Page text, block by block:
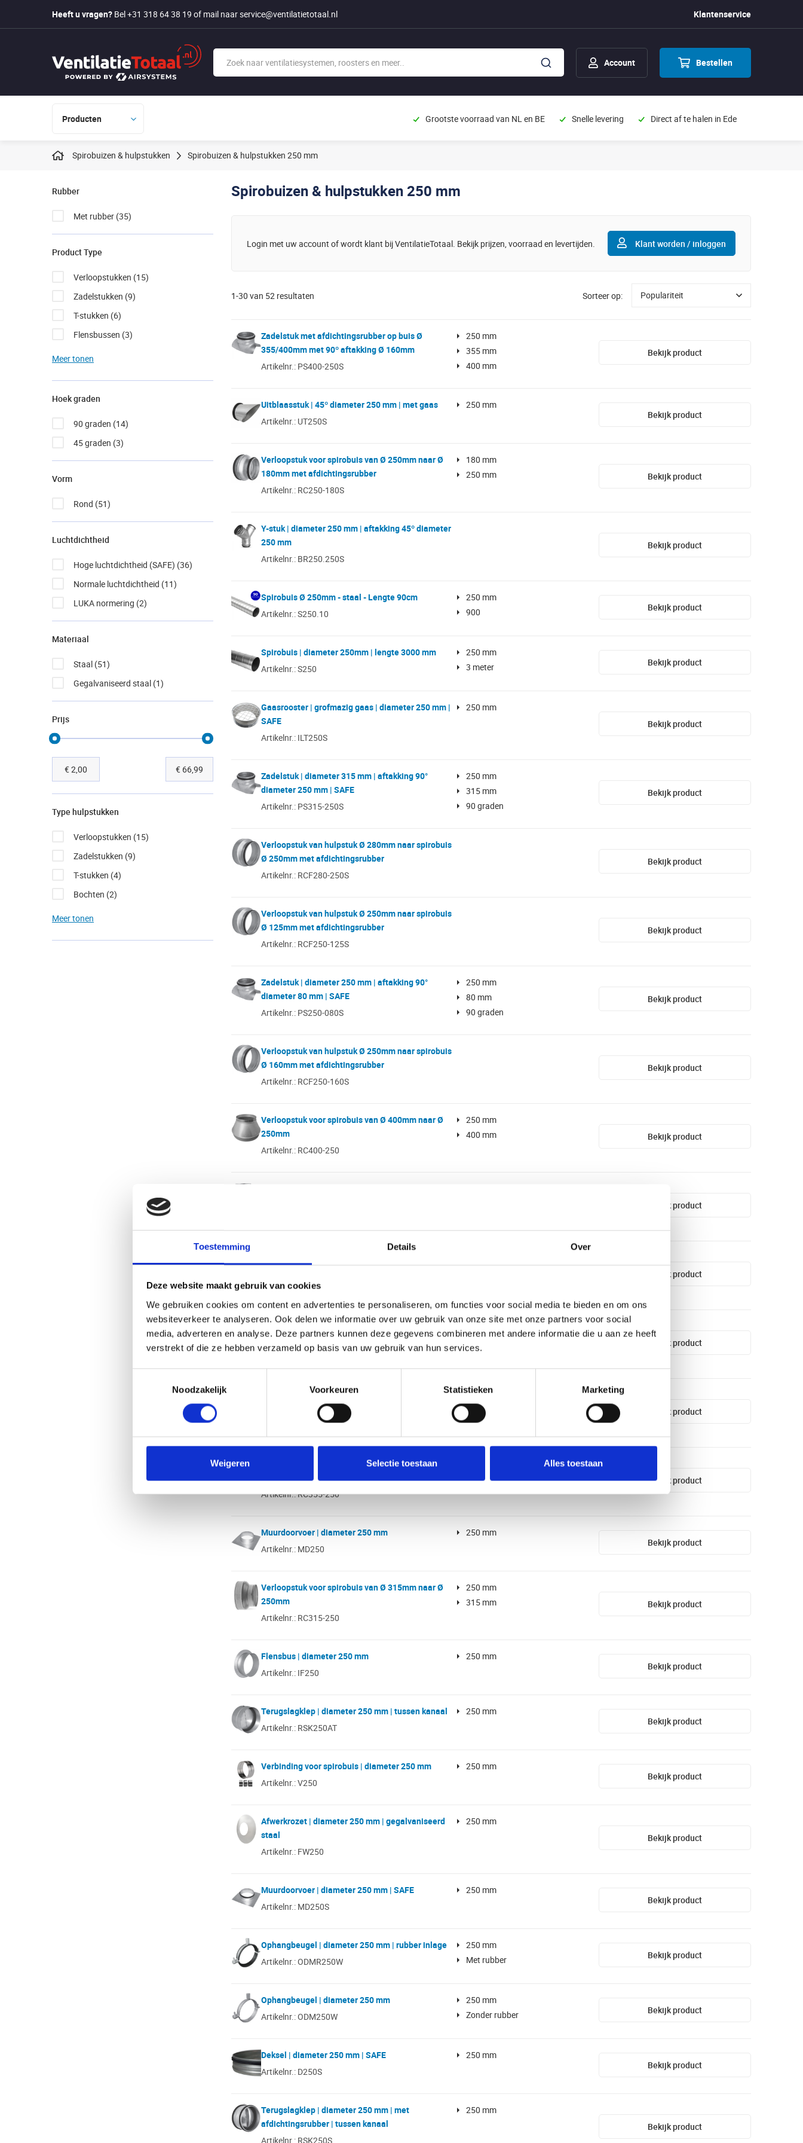
Toestemming Details Over
Deze website maakt gebruik van cookies
We gebruiken cookies om content en advertenties te personaliseren, om functies voor social media te bieden en om ons
websiteverkeer te analyseren. Ook delen we informatie over uw gebruik van onze site met onze partners voor social
media, adverteren en analyse. Deze partners kunnen deze gegevens combineren met andere informatie die u aan ze heeft
verstrekt of die ze hebben verzameld op basis van uw gebruik van hun services.
Noodzakelijk
Voorkeuren Statistieken Marketing
Weigeren Selectie toestaan Alles toestaan
Heeft u vragen? Bel +31 318 64 38 19 of mail naarservice@ventilatietotaal.nl Klantenservice
Bestellen
Account
Producten Grootste voorraad van NL en BE Snelle levering Direct af te halen in Ede
Spirobuizen & hulpstukken Spirobuizen & hulpstukken 250 mm
Spirobuizen & hulpstukken 250 mm
Login met uw account of wordt klant bij VentilatieTotaal. Bekijk prijzen, voorraad en levertijden. Klant worden / inloggen
1-30 van 52 resultaten Sorteer op:
Zadelstuk met afdichtingsrubber op buis Ø
355/400mm met 90º aftakking Ø 160mm
Artikelnr.: PS400-250S
250 mm
355 mm
400 mm
Bekijk product
Uitblaasstuk | 45º diameter 250 mm | met gaas
Artikelnr.: UT250S
250 mm
Bekijk product
Verloopstuk voor spirobuis van Ø 250mm naar Ø
180mm met afdichtingsrubber
Artikelnr.: RC250-180S
180 mm
250 mm
Bekijk product
Y-stuk | diameter 250 mm | aftakking 45º diameter
250 mm
Artikelnr.: BR250.250S
Bekijk product
Spirobuis Ø 250mm - staal - Lengte 90cm
Artikelnr.: S250.10
250 mm
900
Bekijk product
Spirobuis | diameter 250mm | lengte 3000 mm
Artikelnr.: S250
250 mm
3 meter
Bekijk product
Gaasrooster | grofmazig gaas | diameter 250 mm |
SAFE
Artikelnr.: ILT250S
250 mm
Bekijk product
Zadelstuk | diameter 315 mm | aftakking 90°
diameter 250 mm | SAFE
Artikelnr.: PS315-250S
250 mm
315 mm
90 graden
Bekijk product
Verloopstuk van hulpstuk Ø 280mm naar spirobuis
Ø 250mm met afdichtingsrubber
Artikelnr.: RCF280-250S
Bekijk product
Verloopstuk van hulpstuk Ø 250mm naar spirobuis
Ø 125mm met afdichtingsrubber
Artikelnr.: RCF250-125S
Bekijk product
Zadelstuk | diameter 250 mm | aftakking 90°
diameter 80 mm | SAFE
Artikelnr.: PS250-080S
250 mm
80 mm
90 graden
Bekijk product
Verloopstuk van hulpstuk Ø 250mm naar spirobuis
Ø 160mm met afdichtingsrubber
Artikelnr.: RCF250-160S
Bekijk product
Verloopstuk voor spirobuis van Ø 400mm naar Ø
250mm
Artikelnr.: RC400-250
250 mm
400 mm
Bekijk product
Bekijk product
Artikelnr.: RCF315-250S
Bekijk product
Verloopstuk van hulpstuk Ø 250mm naar spirobuis
Ø 150mm met afdichtingsrubber
Artikelnr.: RCF250-150S
Bekijk product
Verloopstuk van hulpstuk Ø 250mm naar spirobuis
Ø 200mm met afdichtingsrubber
Artikelnr.: RCF250-200S
Bekijk product
Verloopstuk voor spirobuis van Ø 355mm naar Ø
Artikelnr.: RC355-250
355 mm
Bekijk product
Muurdoorvoer | diameter 250 mm
Artikelnr.: MD250
250 mm
Bekijk product
Verloopstuk voor spirobuis van Ø 315mm naar Ø
250mm
Artikelnr.: RC315-250
250 mm
315 mm
Bekijk product
Flensbus | diameter 250 mm
Artikelnr.: IF250
250 mm
Bekijk product
Terugslagklep | diameter 250 mm | tussen kanaal
Artikelnr.: RSK250AT
250 mm
Bekijk product
Verbinding voor spirobuis | diameter 250 mm
Artikelnr.: V250
250 mm
Bekijk product
Afwerkrozet | diameter 250 mm | gegalvaniseerd
staal
Artikelnr.: FW250
250 mm
Bekijk product
Muurdoorvoer | diameter 250 mm | SAFE
Artikelnr.: MD250S
250 mm
Bekijk product
Ophangbeugel | diameter 250 mm | rubber inlage
Artikelnr.: ODMR250W
250 mm
Met rubber
Bekijk product
Ophangbeugel | diameter 250 mm
Artikelnr.: ODM250W
250 mm
Zonder rubber
Bekijk product
Deksel | diameter 250 mm | SAFE
Artikelnr.: D250S
250 mm
Bekijk product
Terugslagklep | diameter 250 mm | met
afdichtingsrubber | tussen kanaal
Artikelnr.: RSK250S
250 mm
Bekijk product
Rubber
Met rubber (35)
Product Type
Verloopstukken (15)
Zadelstukken (9)
T-stukken (6)
Flensbussen (3)
Ophangbeugels
Terugslagkleppen
Hoek graden
90 graden (14)
45 graden (3)
Vorm
Rond (51)
Luchtdichtheid
Hoge luchtdichtheid (SAFE) (36)
Normale luchtdichtheid (11)
LUKA normering (2)
Materiaal
Staal (51)
Gegalvaniseerd staal (1)
Prijs
€ 2,00 € 66,99
Type hulpstukken
Verloopstukken (15)
Zadelstukken (9)
T-stukken (4)
Bochten (2)